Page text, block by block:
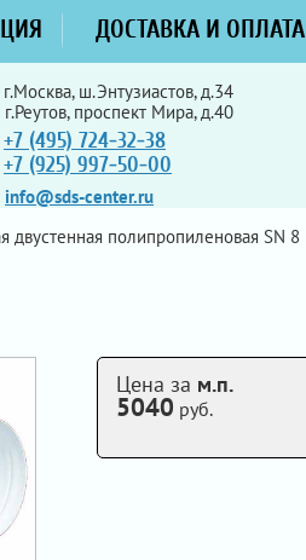
ДОСТАВКА И ОПЛАТА
г.Москва, ш.Энтузиастов, д.34
г.Реутов, проспект Мира, д.40
+7 (495) 724-32-38
+7 (925) 997-50-00
info@sds-center.ru
двустенная полипропиленовая SN
Цена за м.п.
5040 руб.